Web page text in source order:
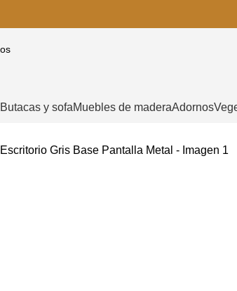
Butacas y sofaMuebles de maderaAdornos